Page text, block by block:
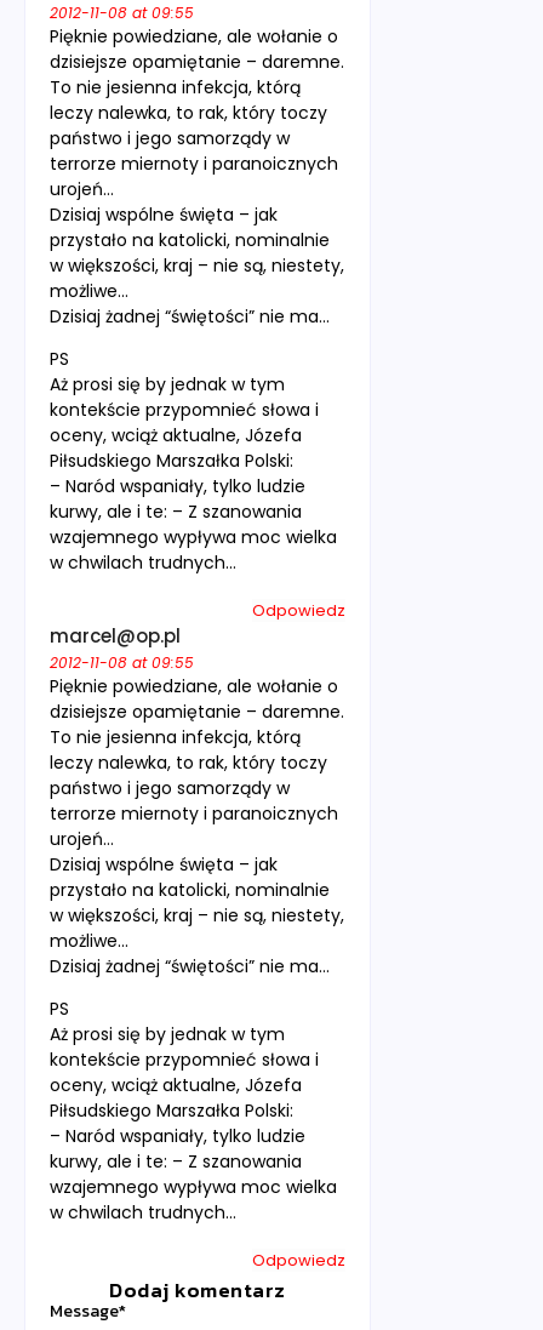
2012-11-08 at 09:55
Pięknie powiedziane, ale wołanie o
dzisiejsze opamiętanie – daremne.
To nie jesienna infekcja, którą
leczy nalewka, to rak, który toczy
państwo i jego samorządy w
terrorze miernoty i paranoicznych
urojeń…
Dzisiaj wspólne święta – jak
przystało na katolicki, nominalnie
w większości, kraj – nie są, niestety,
możliwe…
Dzisiaj żadnej “świętości” nie ma…
PS
Aż prosi się by jednak w tym
kontekście przypomnieć słowa i
oceny, wciąż aktualne, Józefa
Piłsudskiego Marszałka Polski:
– Naród wspaniały, tylko ludzie
kurwy, ale i te: – Z szanowania
wzajemnego wypływa moc wielka
w chwilach trudnych…
Odpowiedz
marcel@op.pl
2012-11-08 at 09:55
Pięknie powiedziane, ale wołanie o
dzisiejsze opamiętanie – daremne.
To nie jesienna infekcja, którą
leczy nalewka, to rak, który toczy
państwo i jego samorządy w
terrorze miernoty i paranoicznych
urojeń…
Dzisiaj wspólne święta – jak
przystało na katolicki, nominalnie
w większości, kraj – nie są, niestety,
możliwe…
Dzisiaj żadnej “świętości” nie ma…
PS
Aż prosi się by jednak w tym
kontekście przypomnieć słowa i
oceny, wciąż aktualne, Józefa
Piłsudskiego Marszałka Polski:
– Naród wspaniały, tylko ludzie
kurwy, ale i te: – Z szanowania
wzajemnego wypływa moc wielka
w chwilach trudnych…
Odpowiedz
Dodaj komentarz
Message*